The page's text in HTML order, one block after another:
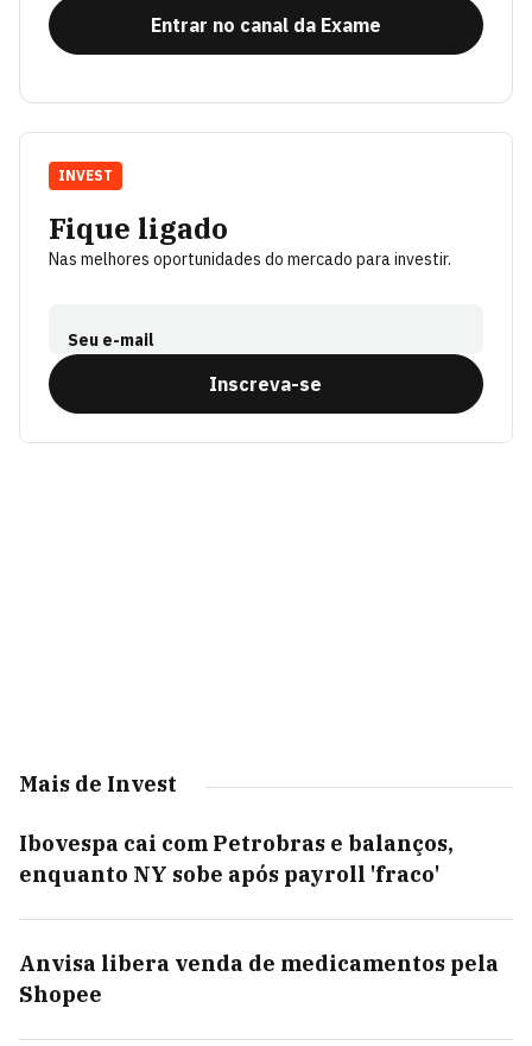
Entrar no canal da Exame
Fique ligado
Nas melhores oportunidades do mercado para investir.
Seu e-mail
Inscreva-se
INVEST
Mais de Invest
Ibovespa cai com Petrobras e balanços,
enquanto NY sobe após payroll 'fraco'
Anvisa libera venda de medicamentos pela
Shopee